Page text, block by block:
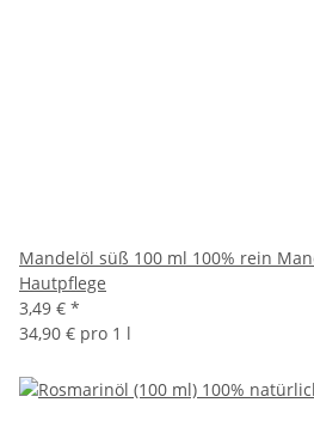
Mandelöl süß 100 ml 100% rein
Hautpflege
3,49 € *
34,90 € pro 1 l